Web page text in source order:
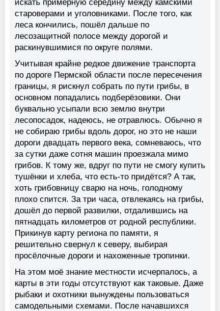
искать примерную середину между камскими
староверами и уголовниками. После того, как
леса кончились, пошёл дальше по
лесозащитной полосе между дорогой и
раскинувшимися по округе полями.
Учитывая крайне редкое движение транспорта
по дороге Пермской области после пересечения
границы, я рискнул собрать по пути грибы, в
основном попадались подберёзовики. Они
буквально усыпали всю землю внутри
лесопосадок, надеюсь, не отравлюсь. Обычно я
не собираю грибы вдоль дорог, но это не наши
дороги двадцать первого века, сомневаюсь, что
за сутки даже сотня машин проезжала мимо
грибов. К тому же, вдруг по пути не смогу купить
тушёнки и хлеба, что есть-то придётся? А так,
хоть грибовницу сварю на ночь, голодному
плохо спится. За три часа, отвлекаясь на грибы,
дошёл до первой развилки, отдалившись на
пятнадцать километров от родной республики.
Прикинув карту региона по памяти, я
решительно свернул к северу, выбирая
просёлочные дороги и нахоженные тропинки.
На этом моё знание местности исчерпалось, а
карты в эти годы отсутствуют как таковые. Даже
рыбаки и охотники вынуждены пользоваться
самодельными схемами. После начавшихся